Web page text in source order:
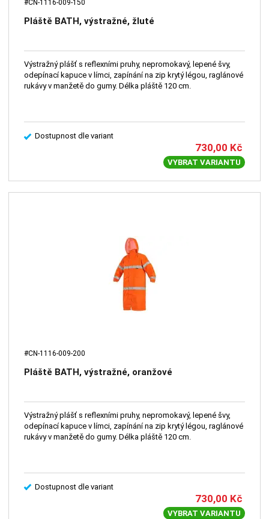
#CN-1116-009-150
Pláště BATH, výstražné, žluté
Výstražný plášť s reflexními pruhy, nepromokavý, lepené švy,
odepínací kapuce v límci, zapínání na zip krytý légou, raglánové
rukávy v manžetě do gumy. Délka pláště 120 cm.
Dostupnost dle variant
730,00 Kč
VYBRAT VARIANTU
#CN-1116-009-200
Pláště BATH, výstražné, oranžové
Výstražný plášť s reflexními pruhy, nepromokavý, lepené švy,
odepínací kapuce v límci, zapínání na zip krytý légou, raglánové
rukávy v manžetě do gumy. Délka pláště 120 cm.
Dostupnost dle variant
730,00 Kč
VYBRAT VARIANTU